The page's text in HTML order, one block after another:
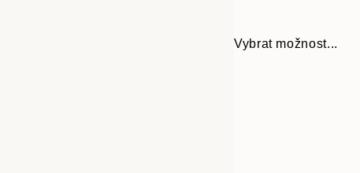
Vybrat možnost...